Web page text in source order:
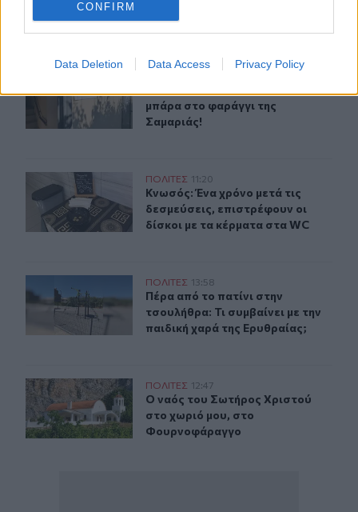
CONFIRM
Data Deletion Data Access Privacy Policy
Αξιωματικών στον Καράβολα"
Οι τουαλέτες στην Κνωσό και η
μπάρα στο φαράγγι της
Σαμαριάς!
Κνωσός: Ένα χρόνο μετά τις δεσμεύσεις, επιστρέφουν
ΠΟΛΙΤΕΣ 11:20
Κνωσός: Ένα χρόνο μετά τις
Κνωσός: Ένα χρόνο μετά τις
δεσμεύσεις, επιστρέφουν οι
δίσκοι με τα κέρματα στα WC
Πέρα από το πατίνι στην τσουλήθρα: Τι συμβαίνει με
ΠΟΛΙΤΕΣ 13:58
Πέρα από το πατίνι στην
Πέρα από το πατίνι στην
τσουλήθρα: Τι συμβαίνει με την
παιδική χαρά της Ερυθραίας;
Ο ναός του Σωτήρος Χριστού στο χωριό μου, στο
ΠΟΛΙΤΕΣ 12:47
Ο ναός του Σωτήρος Χριστού στο
Ο ναός του Σωτήρος Χριστού
στο χωριό μου, στο
Φουρνοφάραγγο